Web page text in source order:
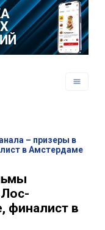
– призеры в
в Амстердаме
финалист в